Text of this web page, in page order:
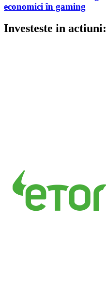
economici în gaming
Investeste in actiuni: